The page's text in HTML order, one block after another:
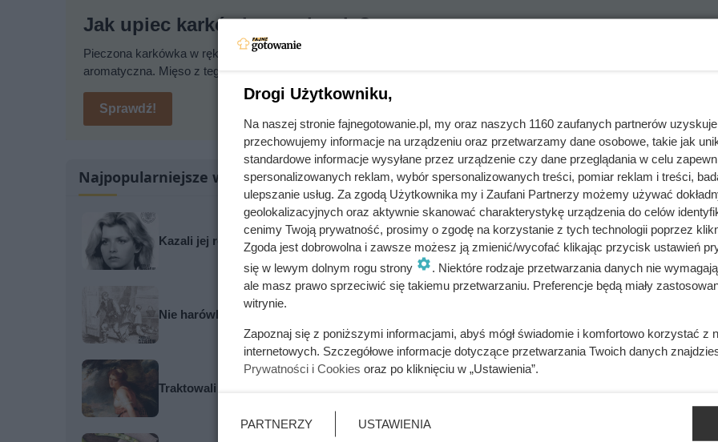
Jak upiec karkówkę w rękawie?
Pieczona karkówka w rękawie to doskonały pomysł na danie główne. Jest prosta w przygotowaniu oraz niezwykle
aromatyczna. Mięso z tego przepisu zawsze się udaje!
Sprawdź!
Najpopularniejsze w tej chwili
Kazali jej rozbierać się w niemal każdym filmie. Przekleństwo polskiej seksbomby lat 80.
Nie harówka była najgorsza. Prawdziwy koszmar chłopek zaczynał się po zamknięciu drzwi domu
Traktowali ją jak zabawkę i przekazywali z rąk do rąk. Niewiarygodne losy słynnej skandalistki
Drogi Użytkowniku,
Na naszej stronie fajnegotowanie.pl, my oraz naszych 1160 zaufanych partnerów
przechowujemy informacje na urządzeniu oraz przetwarzamy dane osobowe, takie jak
standardowe informacje wysyłane przez urządzenie czy dane przeglądania w celu
spersonalizowanych reklam, wybór spersonalizowanych treści, pomiar reklam i treści,
ulepszanie usług. Za zgodą Użytkownika my i Zaufani Partnerzy możemy używać
geolokalizacyjnych oraz aktywnie skanować charakterystykę urządzenia do celów
cenimy Twoją prywatność, prosimy o zgodę na korzystanie z tych technologii poprzez
Zgoda jest dobrowolna i zawsze możesz ją zmienić/wycofać klikając przycisk ustawień
się w lewym dolnym rogu strony
. Niektóre rodzaje przetwarzania danych nie
ale masz prawo sprzeciwić się takiemu przetwarzaniu. Preferencje będą miały
witrynie.
Zapoznaj się z poniższymi informacjami, abyś mógł świadomie i komfortowo korzystać z
internetowych. Szczegółowe informacje dotyczące przetwarzania Twoich danych
Prywatności i Cookies oraz po kliknięciu w „Ustawienia”.
PARTNERZY USTAWIENIA